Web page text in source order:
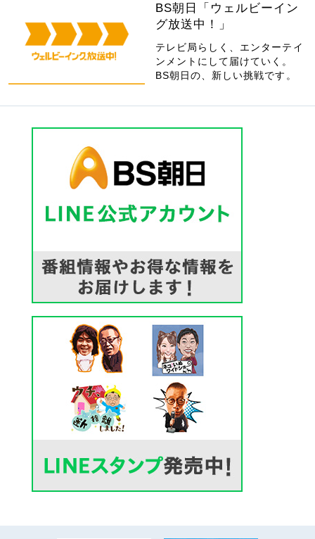
BS朝日「ウェルビーイン
グ放送中！」
テレビ局らしく、エンターテイ
ンメントにして届けていく。
BS朝日の、新しい挑戦です。